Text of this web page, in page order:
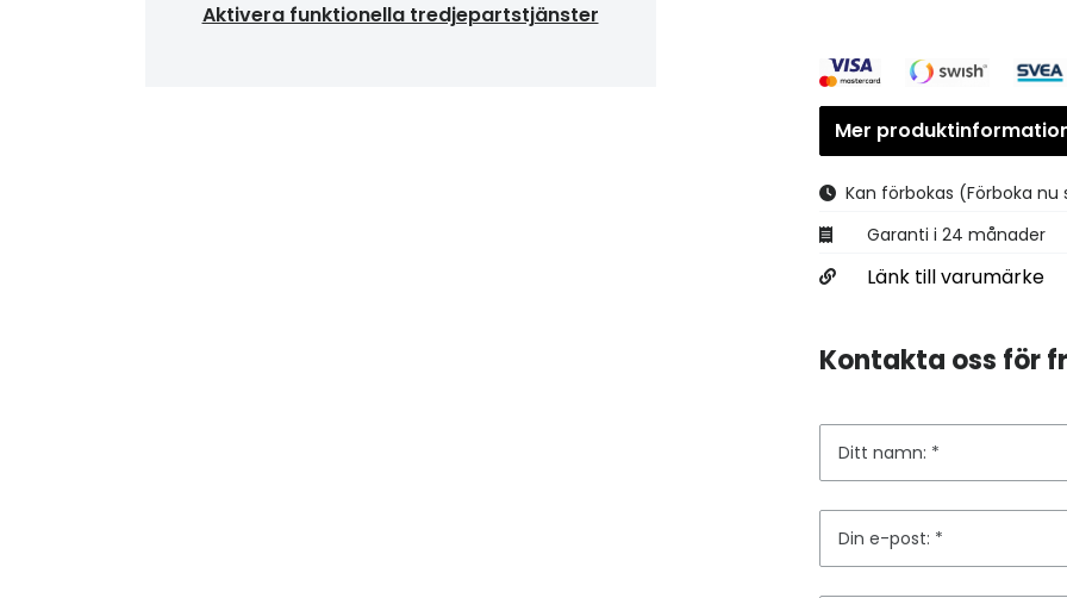
Aktivera funktionella tredjepartstjänster
Mer
Kan förbokas (Förboka
Garanti i 24 månader
Länk till varumärke
Kontakta oss för
Ditt namn:
Din e-post: